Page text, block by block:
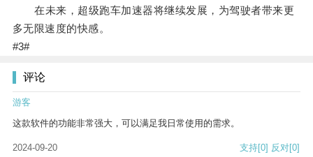
在未来，超级跑车加速器将继续发展，为驾驶者带来更
多无限速度的快感。
#3#
评论
游客
这款软件的功能非常强大，可以满足我日常使用的需求。
2024-09-20 支持[0] 反对[0]